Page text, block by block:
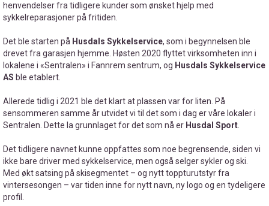
henvendelser fra tidligere kunder som ønsket hjelp med
sykkelreparasjoner på fritiden.
Det ble starten på Husdals Sykkelservice, som i begynnelsen ble
drevet fra garasjen hjemme. Høsten 2020 flyttet virksomheten inn i
lokalene i «Sentralen» i Fannrem sentrum, og Husdals Sykkelservice
AS ble etablert.
Allerede tidlig i 2021 ble det klart at plassen var for liten. På
sensommeren samme år utvidet vi til det som i dag er våre lokaler i
Sentralen. Dette la grunnlaget for det som nå er Husdal Sport
Det tidligere navnet kunne oppfattes som noe begrensende, siden vi
ikke bare driver med sykkelservice, men også selger sykler og ski.
Med økt satsing på skisegmentet – og nytt toppturutstyr fra
vintersesongen – var tiden inne for nytt navn, ny logo og en tydeligere
profil.